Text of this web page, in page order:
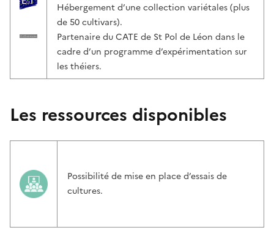
Hébergement d’une collection variétales (plus
de 50 cultivars).
Partenaire du CATE de St Pol de Léon dans le
cadre d’un programme d’expérimentation sur
les théiers.
Les ressources disponibles
Possibilité de mise en place d’essais de
cultures.